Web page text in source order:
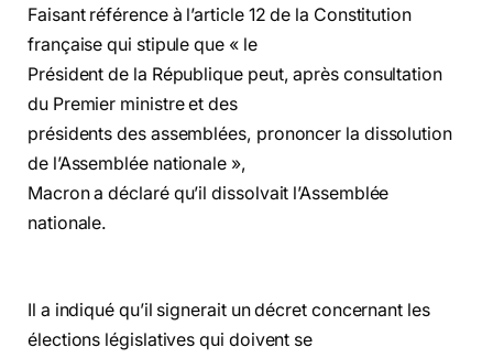
Faisant référence à l’article 12 de la Constitution
française qui stipule que « le
Président de la République peut, après consultation
du Premier ministre et des
présidents des assemblées, prononcer la dissolution
de l’Assemblée nationale »,
Macron a déclaré qu’il dissolvait l’Assemblée
nationale.
Il a indiqué qu’il signerait un décret concernant les
élections législatives qui doivent se